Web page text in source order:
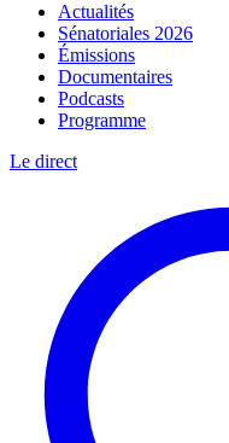
Actualités
Sénatoriales 2026
Émissions
Documentaires
Podcasts
Programme
Le direct